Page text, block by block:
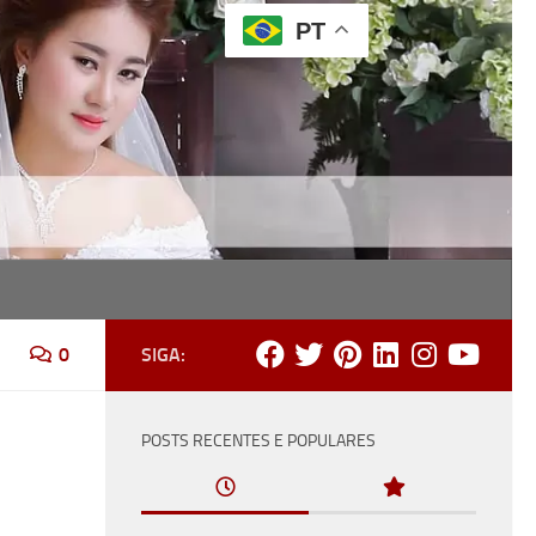
recepção e festa.
0 SIGA:
POSTS RECENTES E POPULARES
PT